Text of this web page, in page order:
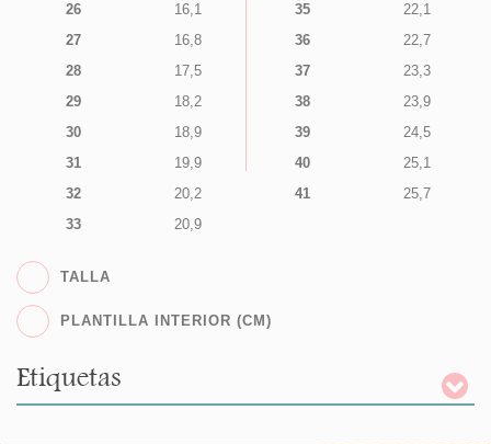
26
16,1
27
16,8
28
17,5
29
18,2
30
18,9
31
19,9
32
20,2
33
20,9
35
22,1
36
22,7
37
23,3
38
23,9
39
24,5
40
25,1
41
25,7
TALLA
PLANTILLA INTERIOR (CM)
Etiquetas